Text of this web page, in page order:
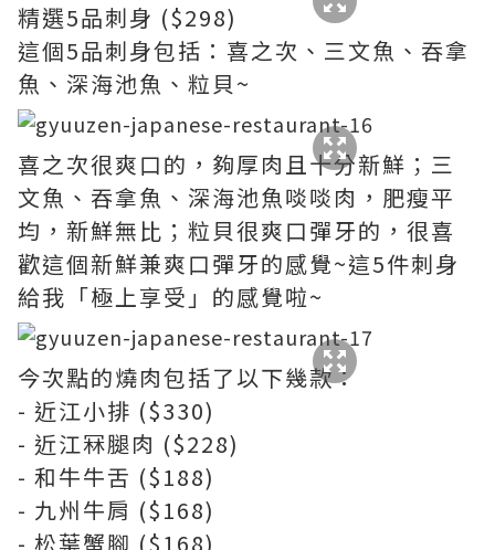
精選5品刺身 ($298)
這個5品刺身包括：喜之次、三文魚、吞拿
魚、深海池魚、粒貝~
喜之次很爽口的，夠厚肉且十分新鮮；三
文魚、吞拿魚、深海池魚啖啖肉，肥瘦平
均，新鮮無比；粒貝很爽口彈牙的，很喜
歡這個新鮮兼爽口彈牙的感覺~這5件刺身
給我「極上享受」的感覺啦~
今次點的燒肉包括了以下幾款：
- 近江小排 ($330)
- 近江冧腿肉 ($228)
- 和牛牛舌 ($188)
- 九州牛肩 ($168)
- 松葉蟹腳 ($168)